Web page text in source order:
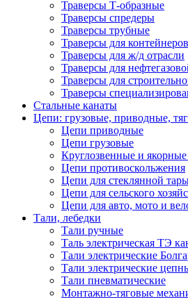
Траверсы Т-образные
Траверсы спредеры
Траверсы трубные
Траверсы для контейнеров
Траверсы для ж/д отрасли
Траверсы для
Траверсы для
Траверсы
Стальные канаты
Цепи: грузовые, приводные,
Цепи приводные
Цепи грузовые
Круглозвенные и
Цепи противоскольжения
Цепи для стеклянной
Цепи для сельского
Цепи для авто, мото и
Тали, лебедки
Тали ручные
Таль электрическая ТЭ
Тали электрические
Тали электрические
Тали пневматические
Монтажно-тяговые